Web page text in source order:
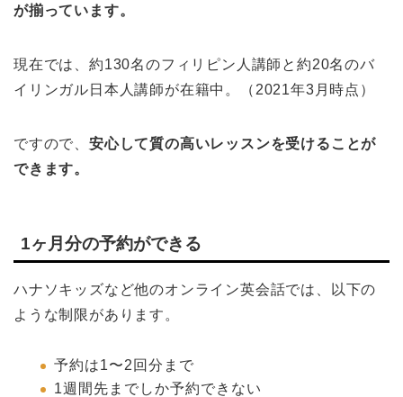
が揃っています。
現在では、約130名のフィリピン人講師と約20名のバ
イリンガル日本人講師が在籍中。（2021年3月時点）
ですので、 安心して質の高いレッスンを受けることが
できます。
1ヶ月分の予約ができる
ハナソキッズなど他のオンライン英会話では、以下の
ような制限があります。
予約は1〜2回分まで
1週間先までしか予約できない